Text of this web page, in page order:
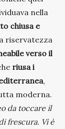
nella
chiusa e
riservatezza
verso il
riusa i
,
moderna.
da toccare il
frescura. Vi è